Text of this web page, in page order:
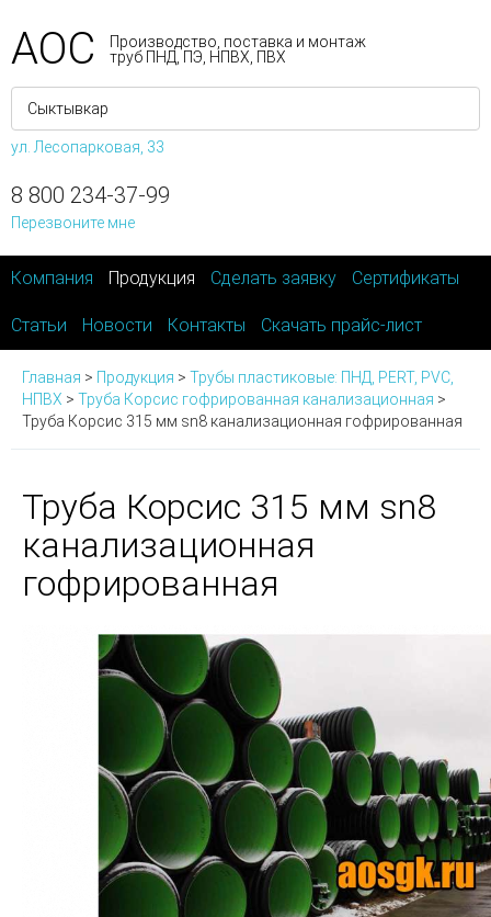
АОС
Производство, поставка и монтаж
труб ПНД, ПЭ, НПВХ, ПВХ
ул. Лесопарковая, 33
8 800 234-37-99
Перезвоните мне
Компания Продукция Сделать заявку Сертификаты
Статьи Новости Контакты Скачать прайс-лист
Главная > Продукция > Трубы пластиковые: ПНД, PERT, PVC,
НПВХ > Труба Корсис гофрированная канализационная >
Труба Корсис 315 мм sn8 канализационная гофрированная
Труба Корсис 315 мм sn8
канализационная
гофрированная